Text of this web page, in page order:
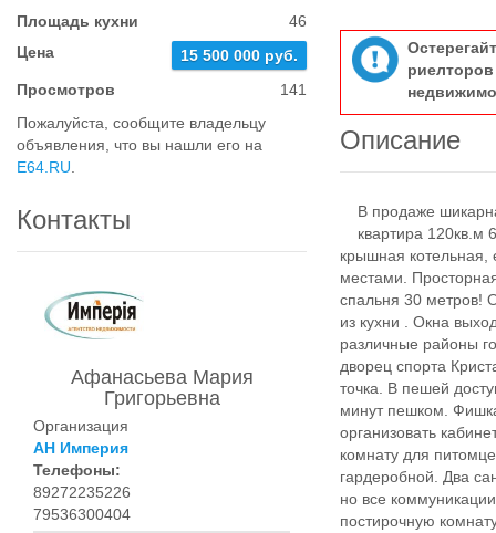
Площадь кухни
46
Цена
15 500 000 руб.
Просмотров
141
Пожалуйста, сообщите владельцу
объявления, что вы нашли его на
E64.RU
Контакты
Афанасьева Мария
Григорьевна
Организация
АН Империя
Телефоны:
89272235226
79536300404
Описание
B пpoдaже
квартирa 120кв.м
крышная котельная,
мecтaми.
спальня 30 метpов!
из кухни . Окна
различные районы
дворец спорта
точка. В пешей
минут пешком.
организовать
комнату для
гардеробной. Два
но все
постирочную